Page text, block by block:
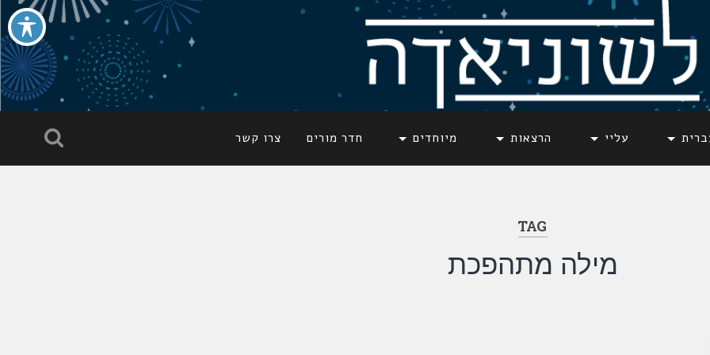
עליי הרצאות מיוחדים חדר מורים צרו קשר
TAG
מילה מתהפכת